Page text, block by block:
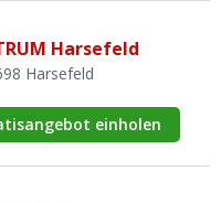
Harsefeld
Harsefeld
einholen